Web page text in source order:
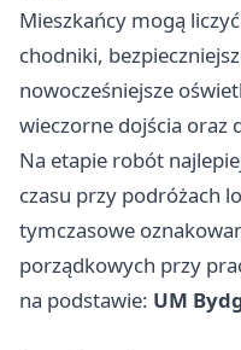
Mieszkańcy mogą
chodniki,
nowocześniejsze
wieczorne dojścia oraz
Na etapie robót
czasu przy podróżach
tymczasowe
porządkowych przy
na podstawie: UM